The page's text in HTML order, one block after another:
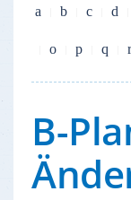
a b c d
o p q r
B-